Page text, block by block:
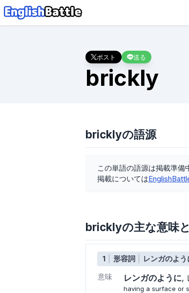
ポスト 送る
brickly
bricklyの語源
この単語の語源は掲載準備
掲載については
bricklyの主な意味
1 形容詞
レンガのよう
意味
レンガのように
having a surface or